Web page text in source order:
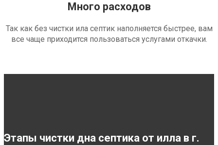
Много расходов
Так как без чистки ила септик наполняется быстрее, вам
все чаще приходится пользоваться услугами откачки.
Этапы чистки дна септика от илла в г.